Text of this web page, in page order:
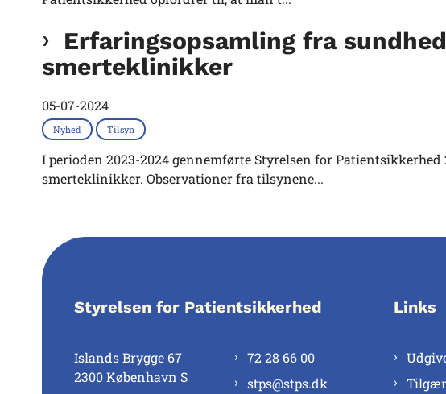
Erfaringsopsamling fra
smerteklinikker
05-07-2024
Nyhed Tilsyn
I perioden 2023-2024 gennemførte Styrelsen for
smerteklinikker. Observationer fra tilsynene...
Styrelsen for Patientsikkerhed
Islands Brygge 67
2300 København S
72 28 66 00
stps@stps.dk
Links